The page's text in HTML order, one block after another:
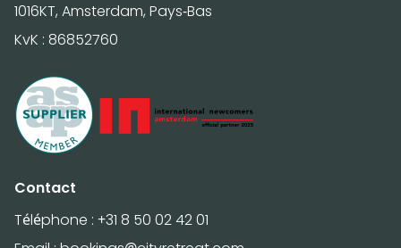
1016KT, Amsterdam, Pays-Bas
KvK : 86852760
Contact
Téléphone : +31 8 50 02 42 01